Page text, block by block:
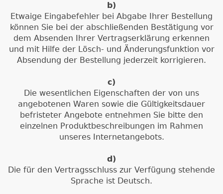
b)
Etwaige Eingabefehler bei Abgabe Ihrer Bestellung
können Sie bei der abschließenden Bestätigung vor
dem Absenden Ihrer Vertragserklärung erkennen
und mit Hilfe der Lösch- und Änderungsfunktion vor
Absendung der Bestellung jederzeit korrigieren.
c)
Die wesentlichen Eigenschaften der von uns
angebotenen Waren sowie die Gültigkeitsdauer
befristeter Angebote entnehmen Sie bitte den
einzelnen Produktbeschreibungen im Rahmen
unseres Internetangebots.
d)
Die für den Vertragsschluss zur Verfügung stehende
Sprache ist Deutsch.